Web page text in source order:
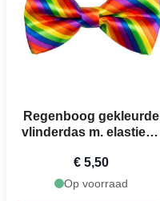
Regenboog gekleurde
vlinderdas m. elastiek -
€ 5,50
Op voorraad